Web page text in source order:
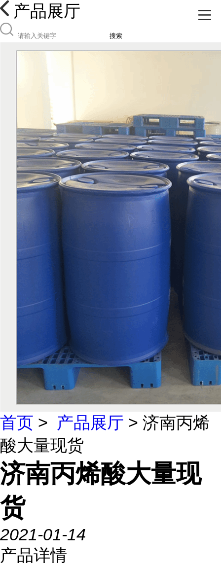
产品展厅
搜索
首页 > 产品展厅 > 济南丙烯
酸大量现货
济南丙烯酸大量现
货
2021-01-14
产品详情